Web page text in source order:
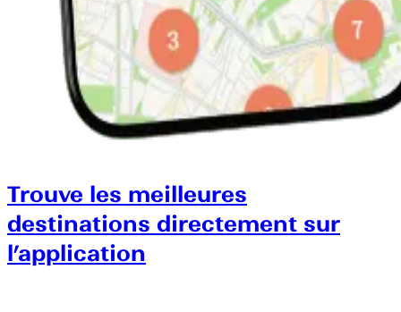
Trouve les meilleures
destinations directement sur
l’application